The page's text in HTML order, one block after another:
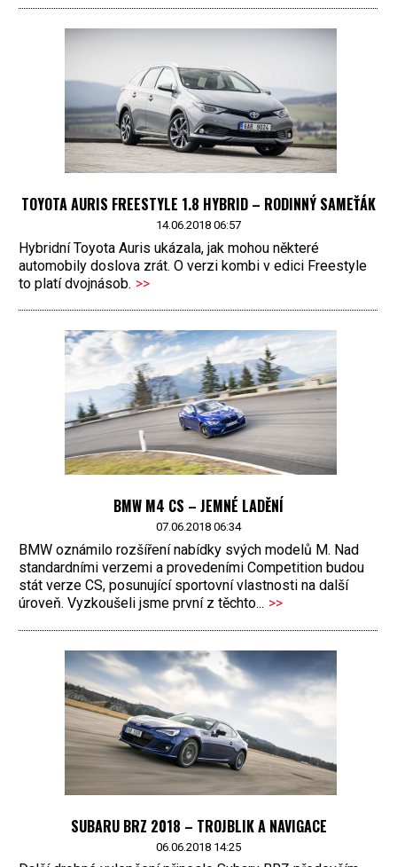
TOYOTA AURIS FREESTYLE 1.8 HYBRID – RODINNÝ SAMEŤÁK
14.06.2018 06:57
Hybridní Toyota Auris ukázala, jak mohou některé
automobily doslova zrát. O verzi kombi v edici Freestyle
to platí dvojnásob. >>
BMW M4 CS – JEMNÉ LADĚNÍ
07.06.2018 06:34
BMW oznámilo rozšíření nabídky svých modelů M. Nad
standardními verzemi a provedeními Competition budou
stát verze CS, posunující sportovní vlastnosti na další
úroveň. Vyzkoušeli jsme první z těchto... >>
SUBARU BRZ 2018 – TROJBLIK A NAVIGACE
06.06.2018 14:25